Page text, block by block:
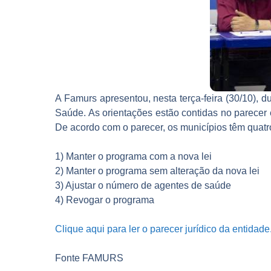
A Famurs apresentou, nesta terça-feira (30/10),
Saúde. As orientações estão contidas no
De acordo com o parecer, os municípios têm
1) Manter o programa com a nova lei
2) Manter o programa sem alteração da nova lei
3) Ajustar o número de agentes de saúde
4) Revogar o programa
Clique aqui para ler o parecer jurídico da
Fonte FAMURS